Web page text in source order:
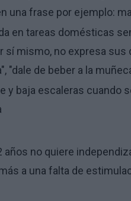
una frase por ejemplo:
en tareas domésticas
sí mismo, no expresa sus
"dale de beber a la
y baja escaleras cuando
años no quiere
a una falta de